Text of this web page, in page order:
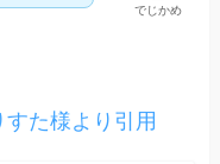
でじかめ
た様より引用